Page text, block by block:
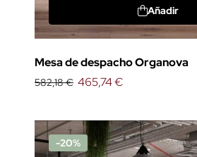
Añadir
Mesa de despacho Organova
582,18 € 465,74 €
-20%